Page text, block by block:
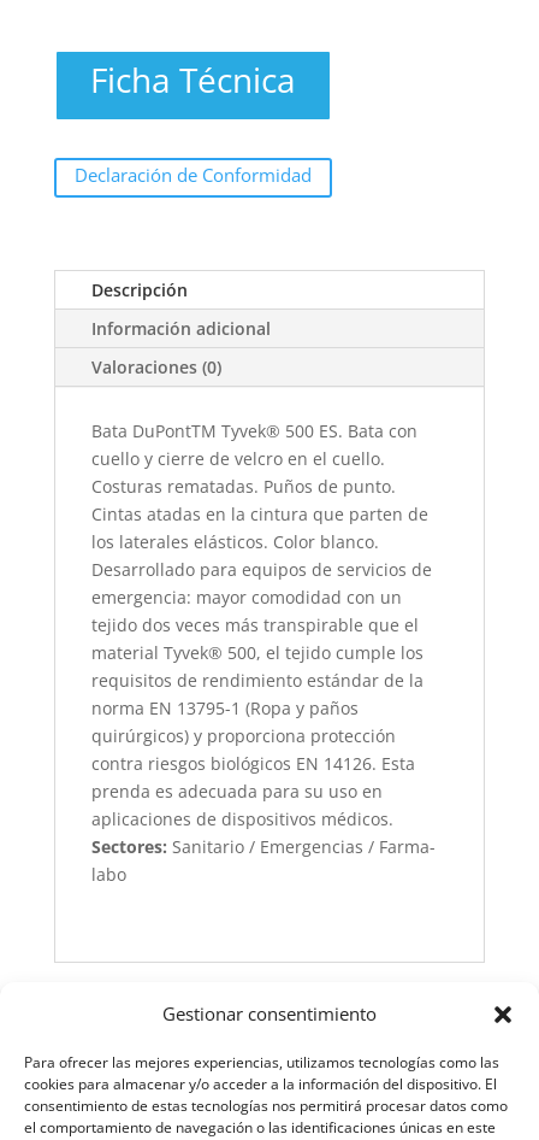
Gestionar consentimiento
Para ofrecer las mejores experiencias, utilizamos tecnologías como las
cookies para almacenar y/o acceder a la información del dispositivo. El
consentimiento de estas tecnologías nos permitirá procesar datos como
el comportamiento de navegación o las identificaciones únicas en este
Ficha Técnica
Declaración de Conformidad
Descripción
Información adicional
Valoraciones (0)
Bata DuPontTM Tyvek® 500 ES. Bata con
cuello y cierre de velcro en el cuello.
Costuras rematadas. Puños de punto.
Cintas atadas en la cintura que parten de
los laterales elásticos. Color blanco.
Desarrollado para equipos de servicios de
emergencia: mayor comodidad con un
tejido dos veces más transpirable que el
material Tyvek® 500, el tejido cumple los
requisitos de rendimiento estándar de la
norma EN 13795-1 (Ropa y paños
quirúrgicos) y proporciona protección
contra riesgos biológicos EN 14126. Esta
prenda es adecuada para su uso en
aplicaciones de dispositivos médicos.
Sectores: Sanitario / Emergencias / Farma-
labo